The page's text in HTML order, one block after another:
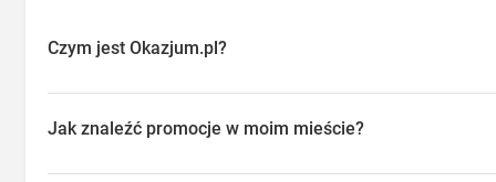
Czym jest Okazjum.pl?
przeglądać aktualne promocje w sklepach w Twojej okolicy,
Jak znaleźć promocje w moim mieście?